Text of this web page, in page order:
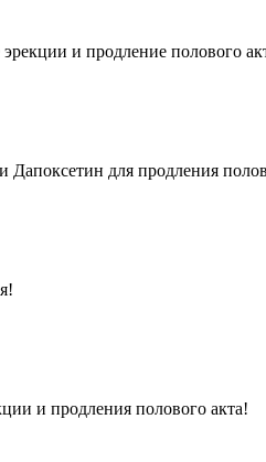
и продление полового
Дапоксетин для продления
и продления полового акта!